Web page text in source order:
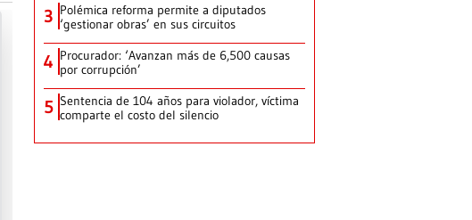
3 Polémica reforma permite a diputados
‘gestionar obras’ en sus circuitos
4 Procurador: ‘Avanzan más de 6,500 causas
por corrupción’
5 Sentencia de 104 años para violador, víctima
comparte el costo del silencio